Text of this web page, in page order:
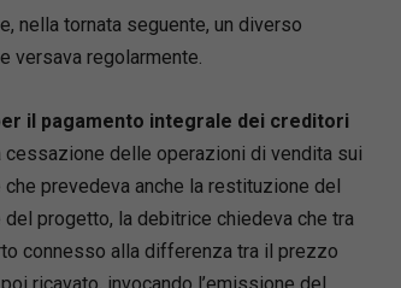
e stampabile
forzata. Professionista delegato
presso il Tribunale di Roma, è
e formulari in materia esecutiva.
di Giuricivile.it.
nella tornata seguente, un diverso
versava regolarmente.
il pagamento integrale dei creditori
delle operazioni di vendita sui
prevedeva anche la restituzione del
progetto, la debitrice chiedeva che tra
connesso alla differenza tra il prezzo
ricavato, invocando l’emissione del